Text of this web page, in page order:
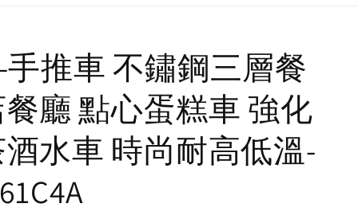
手推車 不鏽鋼三層餐
廳 點心蛋糕車 強化
水車 時尚耐高低溫-